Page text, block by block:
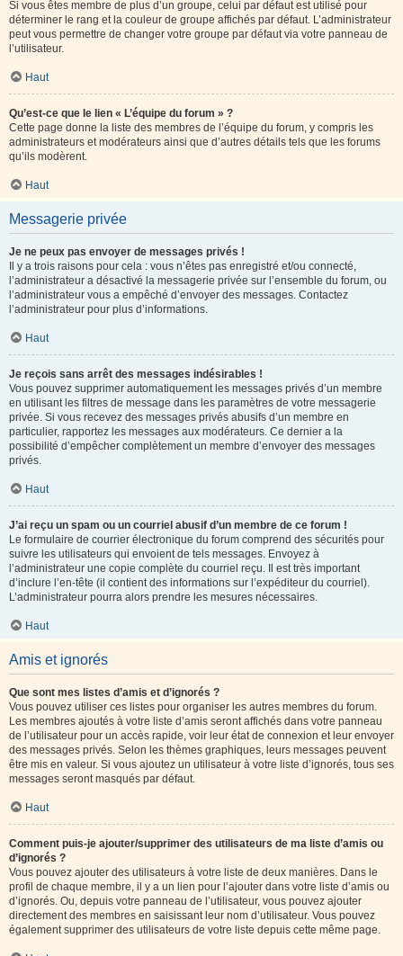
Si vous êtes membre de plus d’un groupe, celui par défaut est utilisé pour
déterminer le rang et la couleur de groupe affichés par défaut. L’administrateur
peut vous permettre de changer votre groupe par défaut via votre panneau de
l’utilisateur.
Haut
Qu’est-ce que le lien « L’équipe du forum » ?
Cette page donne la liste des membres de l’équipe du forum, y compris les
administrateurs et modérateurs ainsi que d’autres détails tels que les forums
qu’ils modèrent.
Haut
Messagerie privée
Je ne peux pas envoyer de messages privés !
Il y a trois raisons pour cela : vous n’êtes pas enregistré et/ou connecté,
l’administrateur a désactivé la messagerie privée sur l’ensemble du forum, ou
l’administrateur vous a empêché d’envoyer des messages. Contactez
l’administrateur pour plus d’informations.
Haut
Je reçois sans arrêt des messages indésirables !
Vous pouvez supprimer automatiquement les messages privés d’un membre
en utilisant les filtres de message dans les paramètres de votre messagerie
privée. Si vous recevez des messages privés abusifs d’un membre en
particulier, rapportez les messages aux modérateurs. Ce dernier a la
possibilité d’empêcher complètement un membre d’envoyer des messages
privés.
Haut
J’ai reçu un spam ou un courriel abusif d’un membre de ce forum !
Le formulaire de courrier électronique du forum comprend des sécurités pour
suivre les utilisateurs qui envoient de tels messages. Envoyez à
l’administrateur une copie complète du courriel reçu. Il est très important
d’inclure l’en-tête (il contient des informations sur l’expéditeur du courriel).
L’administrateur pourra alors prendre les mesures nécessaires.
Haut
Amis et ignorés
Que sont mes listes d’amis et d’ignorés ?
Vous pouvez utiliser ces listes pour organiser les autres membres du forum.
Les membres ajoutés à votre liste d’amis seront affichés dans votre panneau
de l’utilisateur pour un accès rapide, voir leur état de connexion et leur envoyer
des messages privés. Selon les thèmes graphiques, leurs messages peuvent
être mis en valeur. Si vous ajoutez un utilisateur à votre liste d’ignorés, tous ses
messages seront masqués par défaut.
Haut
Comment puis-je ajouter/supprimer des utilisateurs de ma liste d’amis ou
d’ignorés ?
Vous pouvez ajouter des utilisateurs à votre liste de deux manières. Dans le
profil de chaque membre, il y a un lien pour l’ajouter dans votre liste d’amis ou
d’ignorés. Ou, depuis votre panneau de l’utilisateur, vous pouvez ajouter
directement des membres en saisissant leur nom d’utilisateur. Vous pouvez
également supprimer des utilisateurs de votre liste depuis cette même page.